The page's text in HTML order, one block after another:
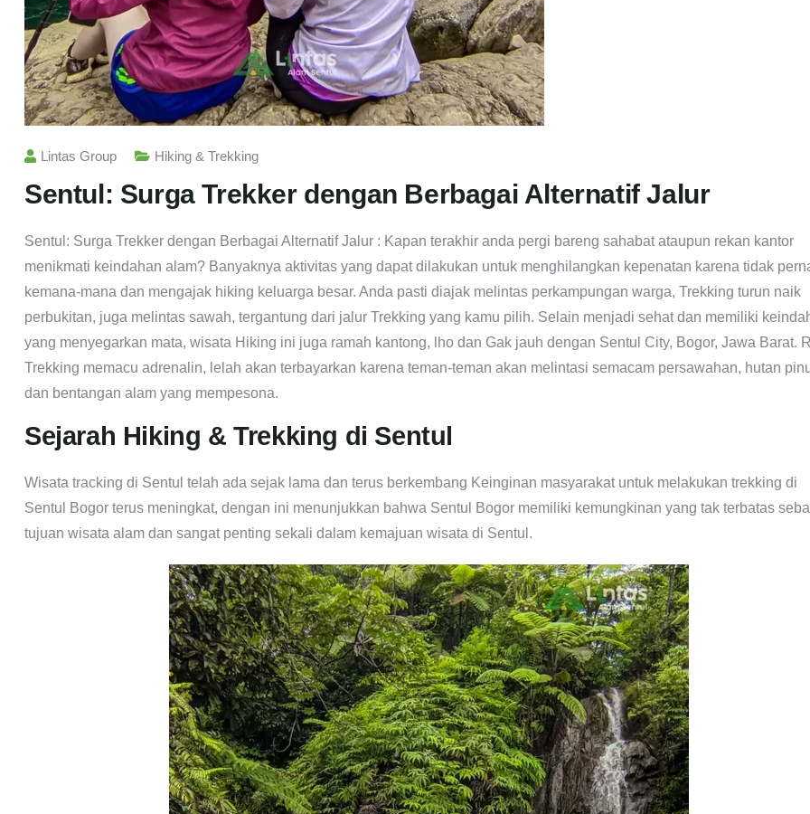
Lintas Group Hiking & Trekking
Sentul: Surga Trekker dengan Berbagai Alternatif Jalur
Sentul: Surga Trekker dengan Berbagai Alternatif Jalur : Kapan terakhir anda pergi bareng sahabat ataupun rekan kantor
menikmati keindahan alam? Banyaknya aktivitas yang dapat dilakukan untuk menghilangkan kepenatan karena tidak
kemana-mana dan mengajak hiking keluarga besar. Anda pasti diajak melintas perkampungan warga, Trekking turun naik
perbukitan, juga melintas sawah, tergantung dari jalur Trekking yang kamu pilih. Selain menjadi sehat dan memiliki
yang menyegarkan mata, wisata Hiking ini juga ramah kantong, lho dan Gak jauh dengan Sentul City, Bogor, Jawa Barat.
Trekking memacu adrenalin, lelah akan terbayarkan karena teman-teman akan melintasi semacam persawahan, hutan
dan bentangan alam yang mempesona.
Sejarah Hiking & Trekking di Sentul
Wisata tracking di Sentul telah ada sejak lama dan terus berkembang Keinginan masyarakat untuk melakukan trekking di
Sentul Bogor terus meningkat, dengan ini menunjukkan bahwa Sentul Bogor memiliki kemungkinan yang tak terbatas
tujuan wisata alam dan sangat penting sekali dalam kemajuan wisata di Sentul.